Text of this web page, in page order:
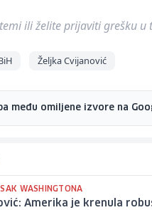
ili želite prijaviti grešku u
Željka Cvijanović
među omiljene izvore na
WASHINGTONA
Amerika je krenula